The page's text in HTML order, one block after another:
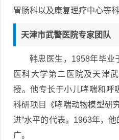
胃肠科以及康复理疗中心等科
天津市武警医院专家团队
韩忠医生，1958年毕业
医科大学第二医院及天津
授。他专长于小儿哮喘和呼
科研项目《哮喘动物模型研
进”水平的代表。1963年，
广。